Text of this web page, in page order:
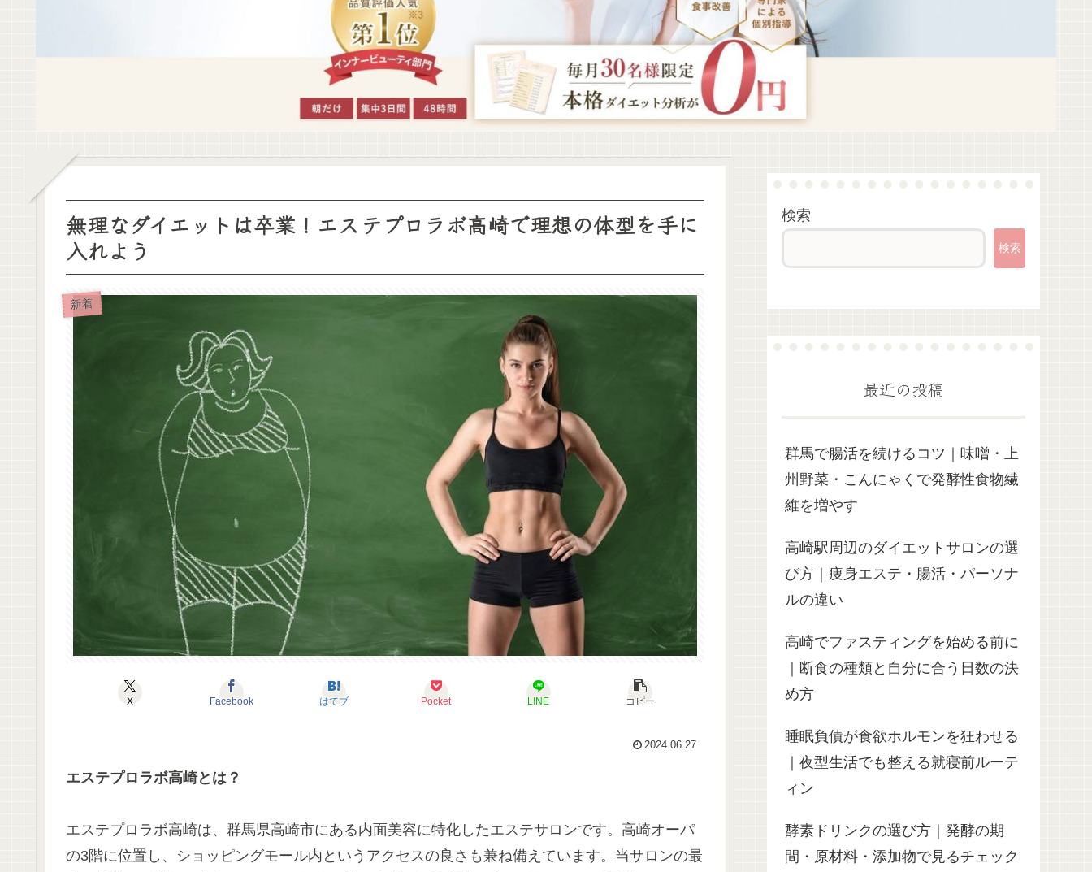
無理なダイエットは卒業！エステプロラボ高崎で理想の体型を手に
入れよう
新着
X Facebook はてブ Pocket LINE コピー
2024.06.27
エステプロラボ高崎とは？
エステプロラボ高崎は、群馬県高崎市にある内面美容に特化したエステサロンです。高崎オーパ
の3階に位置し、ショッピングモール内というアクセスの良さも兼ね備えています。当サロンの最
検索
検索
最近の投稿
群馬で腸活を続けるコツ｜味噌・上
州野菜・こんにゃくで発酵性食物繊
維を増やす
高崎駅周辺のダイエットサロンの選
び方｜痩身エステ・腸活・パーソナ
ルの違い
高崎でファスティングを始める前に
｜断食の種類と自分に合う日数の決
め方
睡眠負債が食欲ホルモンを狂わせる
｜夜型生活でも整える就寝前ルーテ
ィン
酵素ドリンクの選び方｜発酵の期
間・原材料・添加物で見るチェック